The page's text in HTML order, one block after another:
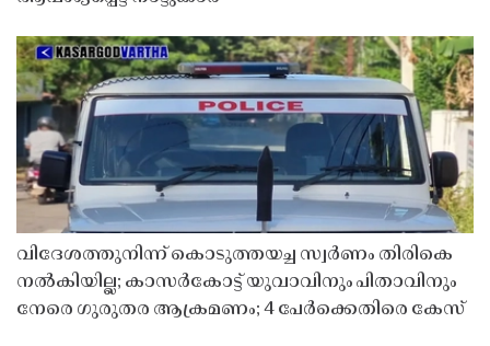
വിദേശത്തുനിന്ന് കൊടുത്തയച്ച സ്വർണം തിരികെ
നൽകിയില്ല; കാസർകോട്ട് യുവാവിനും പിതാവിനും
നേരെ ഗുരുതര ആക്രമണം; 4 പേർക്കെതിരെ കേസ്